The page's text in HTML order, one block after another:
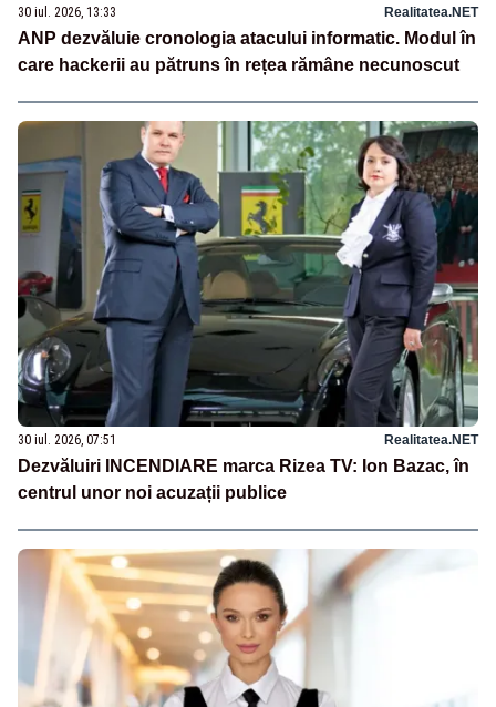
30 iul. 2026, 13:33 Realitatea.NET
ANP dezvăluie cronologia atacului informatic. Modul în
care hackerii au pătruns în rețea rămâne necunoscut
30 iul. 2026, 07:51 Realitatea.NET
Dezvăluiri INCENDIARE marca Rizea TV: Ion Bazac, în
centrul unor noi acuzații publice